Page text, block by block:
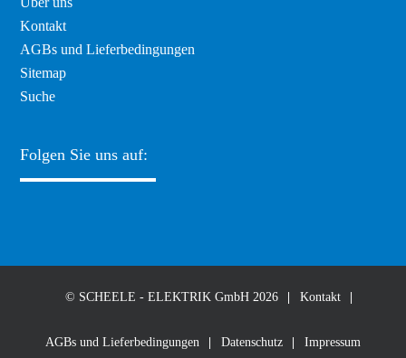
überspringen
Kontakt
AGBs und Lieferbedingungen
Sitemap
Suche
Folgen Sie uns auf:
© SCHEELE - ELEKTRIK GmbH 2026 Kontakt
AGBs und Lieferbedingungen Datenschutz Impressum